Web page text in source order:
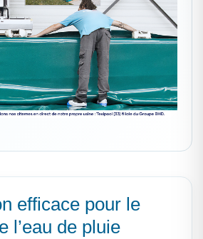
efficace pour le
l’eau de pluie